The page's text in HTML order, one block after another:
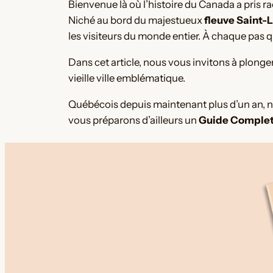
Bienvenue là où l’histoire du Canada a pris
Niché au bord du majestueuxfleuve Saint-
les visiteurs du monde entier. À chaque pas
Dans cet article, nous vous invitons à
vieille ville emblématique.
Québécois depuis maintenant plus d’un an,
vous préparons d’ailleurs un Guide